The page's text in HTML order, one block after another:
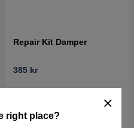
right place?
Repair Kit Damper
385 kr
Best. vara. Skickas om 2-5